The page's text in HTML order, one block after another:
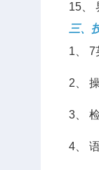
15、
三、
1、 7
2、
3、
4、